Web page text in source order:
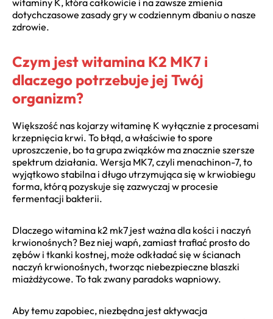
witaminy K, która całkowicie i na zawsze zmienia
dotychczasowe zasady gry w codziennym dbaniu o nasze
zdrowie.
Czym jest witamina K2 MK7 i
dlaczego potrzebuje jej Twój
organizm?
Większość nas kojarzy witaminę K wyłącznie z procesami
krzepnięcia krwi. To błąd, a właściwie to spore
uproszczenie, bo ta grupa związków ma znacznie szersze
spektrum działania. Wersja MK7, czyli menachinon-7, to
wyjątkowo stabilna i długo utrzymująca się w krwiobiegu
forma, którą pozyskuje się zazwyczaj w procesie
fermentacji bakterii.
Dlaczego witamina k2 mk7 jest ważna dla kości i naczyń
krwionośnych? Bez niej wapń, zamiast trafiać prosto do
zębów i tkanki kostnej, może odkładać się w ścianach
naczyń krwionośnych, tworząc niebezpieczne blaszki
miażdżycowe. To tak zwany paradoks wapniowy.
Aby temu zapobiec, niezbędna jest aktywacja